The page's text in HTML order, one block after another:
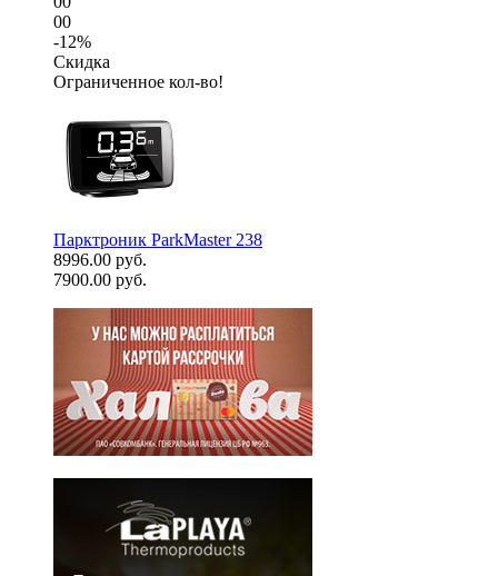
00
-12%
Скидка
Ограниченное кол-во!
Парктроник ParkMaster 238
8996.00 руб.
7900.00 руб.